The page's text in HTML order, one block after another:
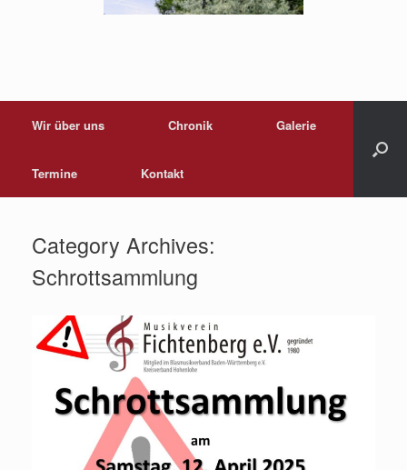
Wir über uns Chronik Galerie
Termine Kontakt
Category Archives:
Schrottsammlung